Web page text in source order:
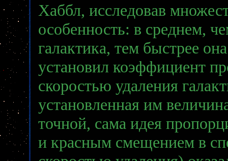
Хаббл, исследовав
особенность: в среднем,
галактика, тем быстрее
установил коэффициент
скоростью удаления
установленная им
точной, сама идея
и красным смещением в